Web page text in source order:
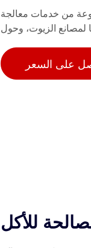
من خدمات معالجة
لمصانع الزيوت، وحول
على السعر
للأكل